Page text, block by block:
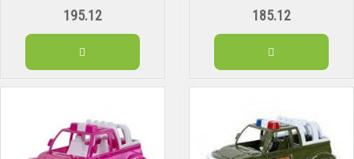
195.12 185.12